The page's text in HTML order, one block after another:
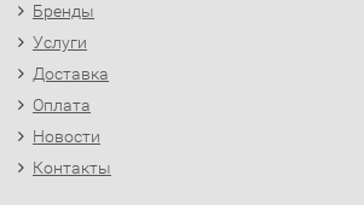
Бренды
Услуги
Доставка
Оплата
Новости
Контакты